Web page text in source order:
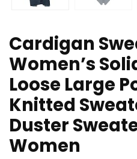
Cardigan
Women’s
Loose Large
Knitted
Duster
Women